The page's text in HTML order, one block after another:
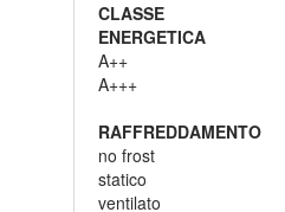
CLASSE
ENERGETICA
A++
A+++
RAFFREDDAMENTO
no frost
statico
ventilato